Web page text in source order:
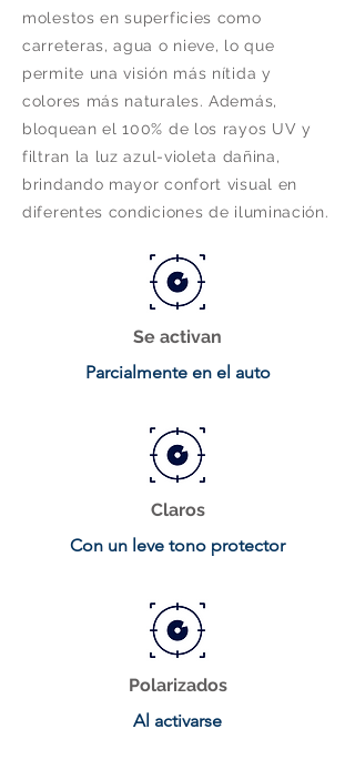
molestos en superficies como
carreteras, agua o nieve, lo que
permite una visión más nítida y
colores más naturales. Además,
bloquean el 100% de los rayos UV y
filtran la luz azul-violeta dañina,
brindando mayor confort visual en
diferentes condiciones de iluminación.
Se activan
Parcialmente en el auto
Claros
Con un leve tono protector
Polarizados
Al activarse